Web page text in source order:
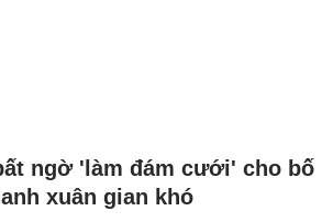
ngờ 'làm đám cưới' cho bố
xuân gian khó